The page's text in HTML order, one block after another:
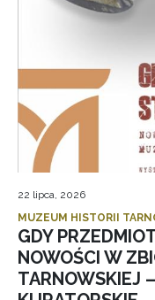
22 lipca, 2026
MUZEUM HISTORII
GDY
NOWOŚCI W
TARNOWSKIEJ